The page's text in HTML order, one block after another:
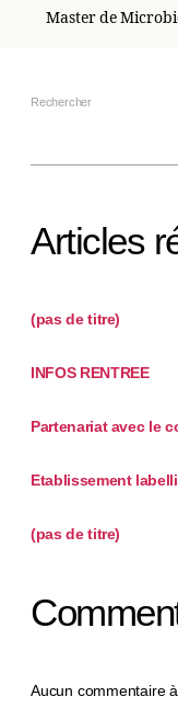
Master de
Rechercher
Articles
(pas de titre)
INFOS RENTREE
Partenariat avec le
Etablissement
(pas de titre)
Aucun commentaire